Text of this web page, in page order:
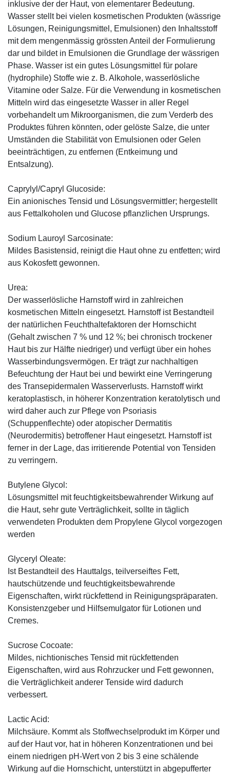
inklusive der der Haut, von elementarer Bedeutung.
Wasser stellt bei vielen kosmetischen Produkten (wässrige
Lösungen, Reinigungsmittel, Emulsionen) den Inhaltsstoff
mit dem mengenmässig grössten Anteil der Formulierung
dar und bildet in Emulsionen die Grundlage der wässrigen
Phase. Wasser ist ein gutes Lösungsmittel für polare
(hydrophile) Stoffe wie z. B. Alkohole, wasserlösliche
Vitamine oder Salze. Für die Verwendung in kosmetischen
Mitteln wird das eingesetzte Wasser in aller Regel
vorbehandelt um Mikroorganismen, die zum Verderb des
Produktes führen könnten, oder gelöste Salze, die unter
Umständen die Stabilität von Emulsionen oder Gelen
beeinträchtigen, zu entfernen (Entkeimung und
Entsalzung).
Caprylyl/Capryl Glucoside:
Ein anionisches Tensid und Lösungsvermittler; hergestellt
aus Fettalkoholen und Glucose pflanzlichen Ursprungs.
Sodium Lauroyl Sarcosinate:
Mildes Basistensid, reinigt die Haut ohne zu entfetten; wird
aus Kokosfett gewonnen.
Urea:
Der wasserlösliche Harnstoff wird in zahlreichen
kosmetischen Mitteln eingesetzt. Harnstoff ist Bestandteil
der natürlichen Feuchthaltefaktoren der Hornschicht
(Gehalt zwischen 7 % und 12 %; bei chronisch trockener
Haut bis zur Hälfte niedriger) und verfügt über ein hohes
Wasserbindungsvermögen. Er trägt zur nachhaltigen
Befeuchtung der Haut bei und bewirkt eine Verringerung
des Transepidermalen Wasserverlusts. Harnstoff wirkt
keratoplastisch, in höherer Konzentration keratolytisch und
wird daher auch zur Pflege von Psoriasis
(Schuppenflechte) oder atopischer Dermatitis
(Neurodermitis) betroffener Haut eingesetzt. Harnstoff ist
ferner in der Lage, das irritierende Potential von Tensiden
zu verringern.
Butylene Glycol:
Lösungsmittel mit feuchtigkeitsbewahrender Wirkung auf
die Haut, sehr gute Verträglichkeit, sollte in täglich
verwendeten Produkten dem Propylene Glycol vorgezogen
werden
Glyceryl Oleate:
Ist Bestandteil des Hauttalgs, teilverseiftes Fett,
hautschützende und feuchtigkeitsbewahrende
Eigenschaften, wirkt rückfettend in Reinigungspräparaten.
Konsistenzgeber und Hilfsemulgator für Lotionen und
Cremes.
Sucrose Cocoate:
Mildes, nichtionisches Tensid mit rückfettenden
Eigenschaften, wird aus Rohrzucker und Fett gewonnen,
die Verträglichkeit anderer Tenside wird dadurch
verbessert.
Lactic Acid:
Milchsäure. Kommt als Stoffwechselprodukt im Körper und
auf der Haut vor, hat in höheren Konzentrationen und bei
einem niedrigen pH-Wert von 2 bis 3 eine schälende
Wirkung auf die Hornschicht, unterstützt in abgepufferter